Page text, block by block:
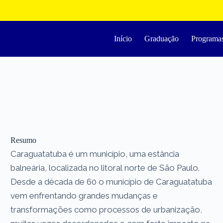
Início Graduação
Resumo
Caraguatatuba é um município, uma estância
balneária, localizada no litoral norte de São Paulo.
Desde a década de 60 o município de Caraguatatuba
vem enfrentando grandes mudanças e
transformações como processos de urbanização,